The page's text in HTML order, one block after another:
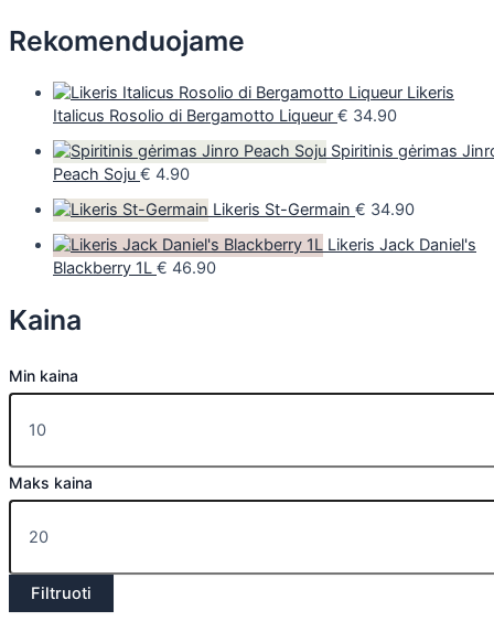
Rekomenduojame
Likeris
Italicus Rosolio di Bergamotto Liqueur € 34.90
Spiritinis gėrimas
Peach Soju € 4.90
Likeris St-Germain € 34.90
Likeris Jack Daniel's
Blackberry 1L € 46.90
Kaina
Min kaina
Maks kaina
Filtruoti